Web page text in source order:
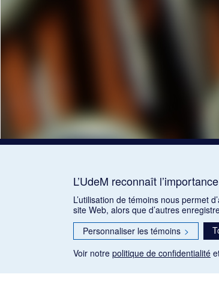
L’UdeM reconnaît
L’utilisation de témoins nous permet
site Web, alors que d’autres
Personnaliser les témoins >
Voir notre politique de confidentialité